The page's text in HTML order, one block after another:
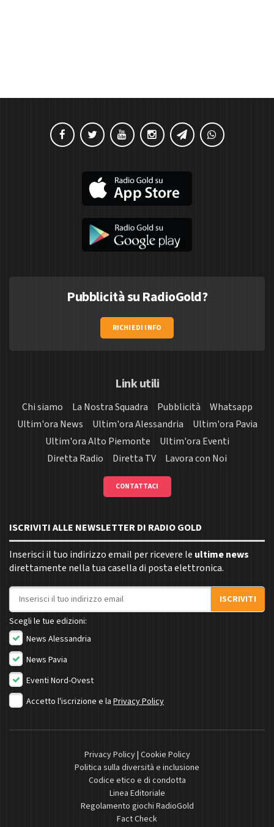
Pubblicità su RadioGold?
RICHIEDI INFO
Link utili
Chi siamo La Nostra Squadra Pubblicità
Whatsapp
Ultim'ora News
Ultim'ora Alessandria
Ultim'ora Pavia
Ultim'ora Alto Piemonte
Ultim'ora Eventi
Diretta Radio
Diretta TV Lavora con Noi
CONTATTACI
ISCRIVITI ALLE NEWSLETTER DI RADIO GOLD
Inserisci il tuo indirizzo email per ricevere le ultime news
direttamente nella tua casella di posta elettronica.
Indirizzo email
ISCRIVITI
Scegli le tue edizioni:
News Alessandria
News Pavia
Eventi Nord-Ovest
Accetto l'iscrizione e la Privacy Policy
Privacy Policy| Cookie Policy
Politica sulla diversità e inclusione
Codice etico e di condotta
Linea Editoriale
Regolamento giochi RadioGold
Fact Check